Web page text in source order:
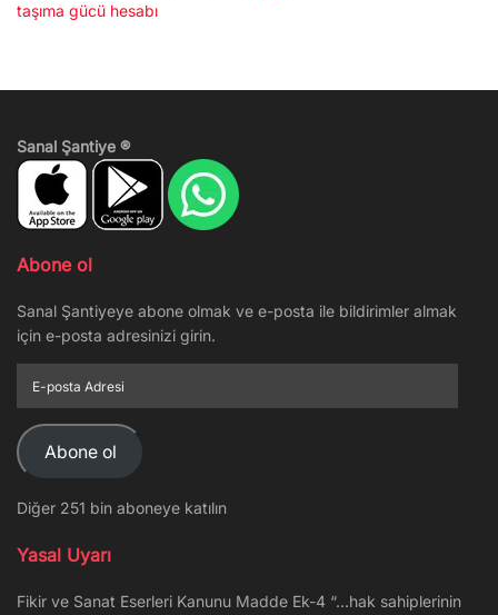
taşıma gücü hesabı
Sanal Şantiye ®
Abone ol
Sanal Şantiyeye abone olmak ve e-posta ile bildirimler almak
için e-posta adresinizi girin.
posta
Adresi
Abone ol
Diğer 251 bin aboneye katılın
Yasal Uyarı
Fikir ve Sanat Eserleri Kanunu Madde Ek-4 “…hak sahiplerinin